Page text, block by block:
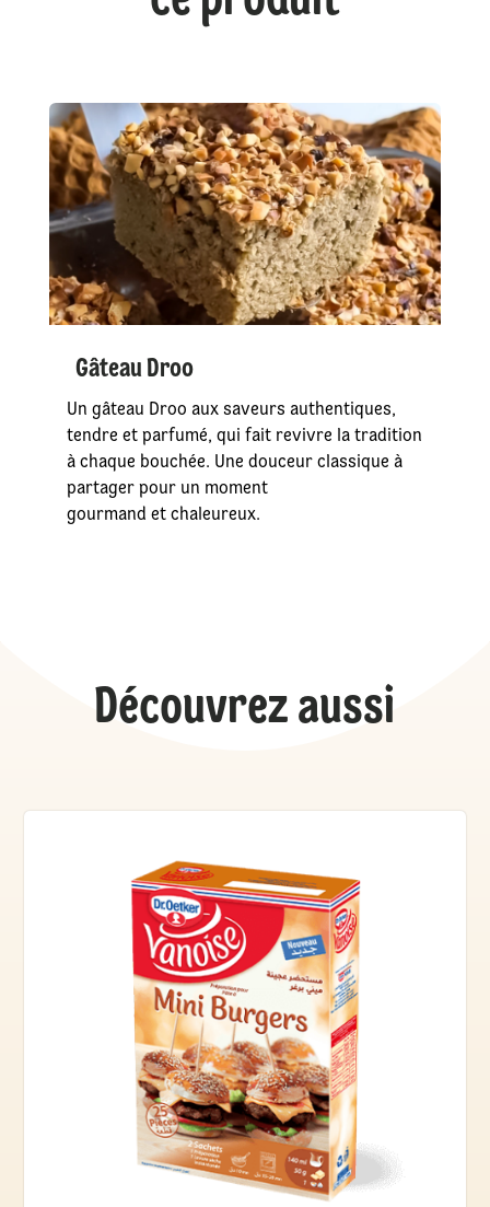
Gâteau Droo
Un gâteau Droo aux saveurs authentiques,
tendre et parfumé, qui fait revivre la tradition
à chaque bouchée. Une douceur classique à
partager pour un moment
gourmand et chaleureux.
Découvrez aussi